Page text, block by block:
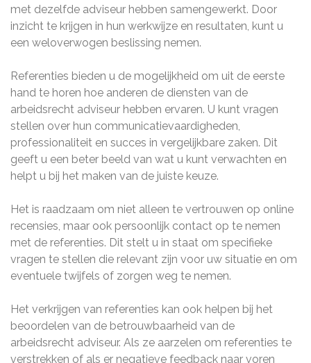
met dezelfde adviseur hebben samengewerkt. Door
inzicht te krijgen in hun werkwijze en resultaten, kunt u
een weloverwogen beslissing nemen.
Referenties bieden u de mogelijkheid om uit de eerste
hand te horen hoe anderen de diensten van de
arbeidsrecht adviseur hebben ervaren. U kunt vragen
stellen over hun communicatievaardigheden,
professionaliteit en succes in vergelijkbare zaken. Dit
geeft u een beter beeld van wat u kunt verwachten en
helpt u bij het maken van de juiste keuze.
Het is raadzaam om niet alleen te vertrouwen op online
recensies, maar ook persoonlijk contact op te nemen
met de referenties. Dit stelt u in staat om specifieke
vragen te stellen die relevant zijn voor uw situatie en om
eventuele twijfels of zorgen weg te nemen.
Het verkrijgen van referenties kan ook helpen bij het
beoordelen van de betrouwbaarheid van de
arbeidsrecht adviseur. Als ze aarzelen om referenties te
verstrekken of als er negatieve feedback naar voren